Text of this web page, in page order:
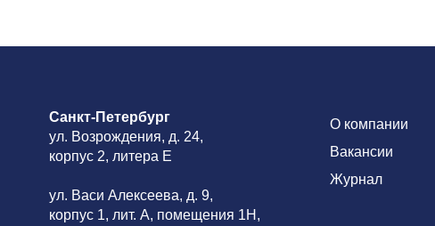
Санкт-Петербург
ул. Возрождения, д. 24,
корпус 2, литера Е
ул. Васи Алексеева, д. 9,
корпус 1, лит. А, помещения 1H,
О компании
Вакансии
Журнал